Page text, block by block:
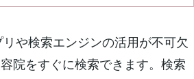
や検索エンジンの活用が不可欠
院をすぐに検索できます。検索